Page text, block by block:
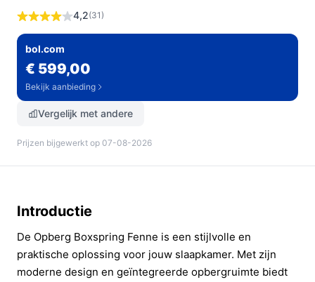
4,2(31)
bol.com
€ 599,00
Bekijk aanbieding
Vergelijk met andere
Prijzen bijgewerkt op 07-08-2026
Introductie
De Opberg Boxspring Fenne is een stijlvolle en
praktische oplossing voor jouw slaapkamer. Met zijn
moderne design en geïntegreerde opbergruimte biedt